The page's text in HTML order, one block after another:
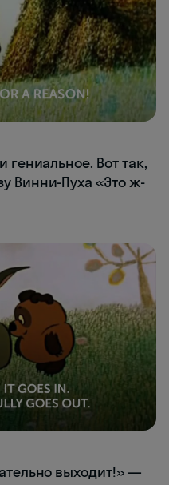
гениальное. Вот так,
Винни-Пуха «Это ж-
выходит!» —